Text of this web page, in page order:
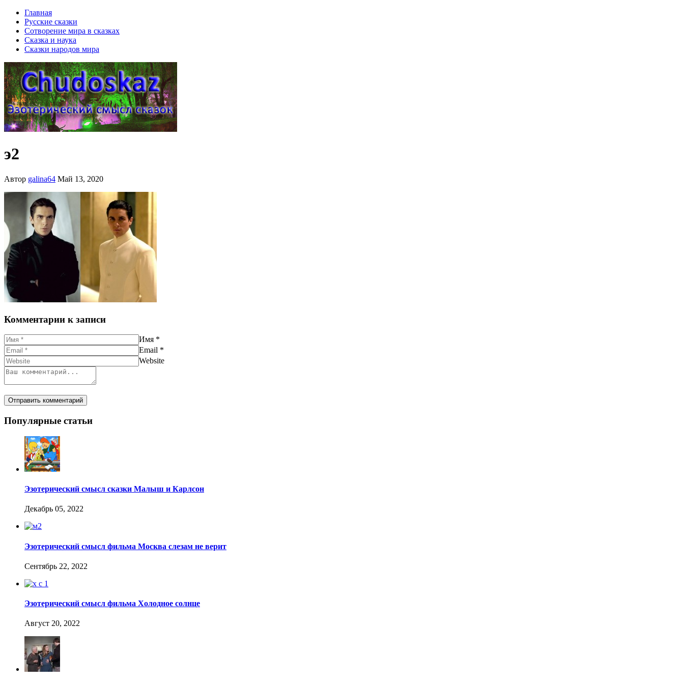
Главная
Русские сказки
Сотворение мира в сказках
Сказка и наука
Сказки народов мира
э2
Автор galina64 Май 13, 2020
Комментарии к записи
Имя *
Email *
Website
Популярные статьи
Эзотерический смысл сказки Малыш и Карлсон
Декабрь 05, 2022
Эзотерический смысл фильма Москва слезам не верит
Сентябрь 22, 2022
Эзотерический смысл фильма Холодное солнце
Август 20, 2022